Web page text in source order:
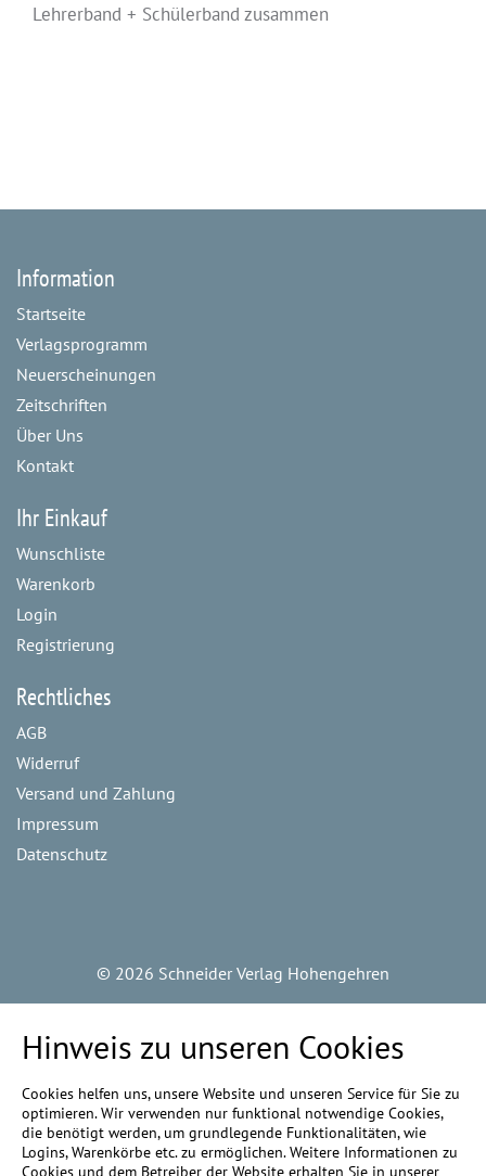
Lehrerband + Schülerband zusammen
Information
Startseite
Verlagsprogramm
Neuerscheinungen
Zeitschriften
Über Uns
Kontakt
Ihr Einkauf
Wunschliste
Warenkorb
Login
Registrierung
Rechtliches
AGB
Widerruf
Versand und Zahlung
Impressum
Datenschutz
© 2026 Schneider Verlag Hohengehren
Hinweis zu unseren Cookies
Cookies helfen uns, unsere Website und unseren Service für Sie zu
optimieren. Wir verwenden nur funktional notwendige Cookies,
die benötigt werden, um grundlegende Funktionalitäten, wie
Logins, Warenkörbe etc. zu ermöglichen. Weitere Informationen zu
Cookies und dem Betreiber der Website erhalten Sie in unserer